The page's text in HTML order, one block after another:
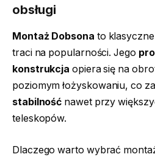
obsługi
Montaż Dobsona to
traci na popularności. Jego
konstrukcja opiera się na
poziomym łożyskowaniu, co
stabilność nawet przy
teleskopów.
Dlaczego warto wybrać